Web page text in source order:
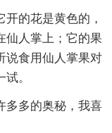
的花是黄色的，
仙人掌上；它的果
说食用仙人掌果对
。
多多的奥秘，我喜